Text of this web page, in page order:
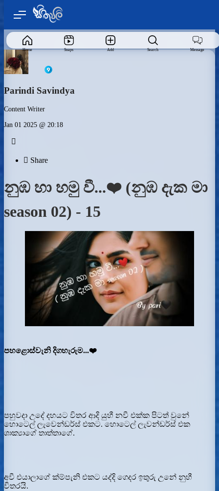
Home Snaps Add Search Message
Parindi Savindya
Content Writer
Jan 01 2025 @ 20:18

 Share
නුඹ හා හමු වී...❤️ (නුඹ දැක මා
season 02) - 15
පහළොස්වැනි දිගහැරුම...❤️
පහුවදා උදේ දහයට විතර ආදි යුහී නවී එක්ක පිටත් වුනේ
හොටෙල් ලැවෙන්ඩර්ස් එකට. හොටෙල් ලැවන්ඩර්ස් එක
ශාක්‍යාගේ තාත්තාගේ.
අවී එයාලාගේ ක්ම්පැනි එකට යද්දි ගෙදර ඉතුරු උනේ නුහී
විතරයි.